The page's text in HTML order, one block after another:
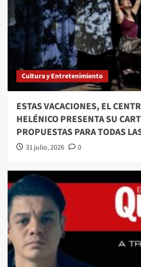
Cultura y Entretenimiento
ESTAS VACACIONES, EL
HELÉNICO PRESENTA SU
PROPUESTAS PARA TODAS
31 julio, 2026 0